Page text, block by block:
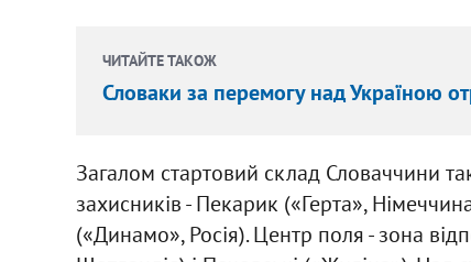
ЧИТАЙТЕ ТАКОЖ
Словаки за перемогу над Україною
Загалом стартовий склад Словаччини
захисників - Пекарик («Герта»,
(«Динамо», Росія). Центр поля - зона